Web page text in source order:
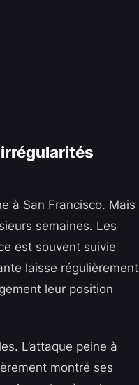
à San Francisco. Mais
semaines. Les
est souvent suivie
laisse régulièrement
leur position
L’attaque peine à
montré ses